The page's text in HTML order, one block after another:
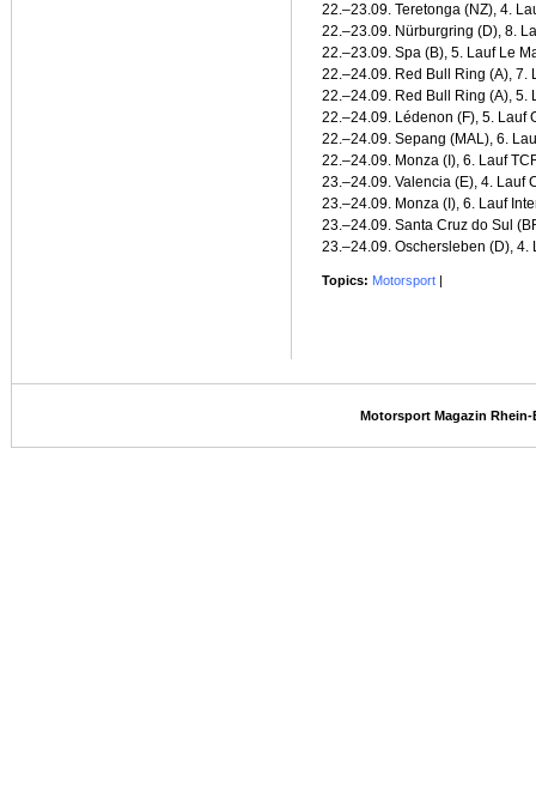
22.–23.09. Teretonga (NZ), 4.
22.–23.09. Nürburgring (D), 8.
22.–23.09. Spa (B), 5. Lauf Le
22.–24.09. Red Bull Ring (A), 7.
22.–24.09. Red Bull Ring (A), 5.
22.–24.09. Lédenon (F), 5. Lauf
22.–24.09. Sepang (MAL), 6.
22.–24.09. Monza (I), 6. Lauf
23.–24.09. Valencia (E), 4. Lauf
23.–24.09. Monza (I), 6. Lauf
23.–24.09. Santa Cruz do Sul
23.–24.09. Oschersleben (D),
Topics: Motorsport |
Motorsport Magazin Rhein-